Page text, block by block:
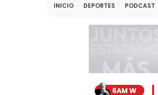
INICIO DEPORTES PODCAST
6AM W